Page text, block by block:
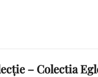
– Colectia